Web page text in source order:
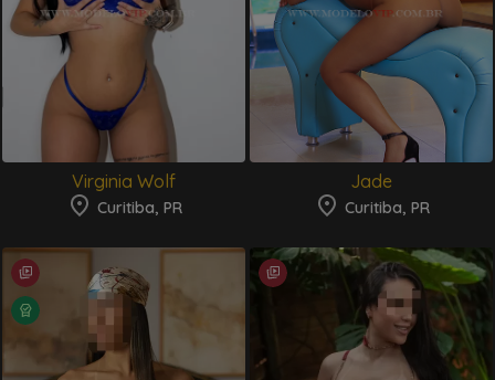
Virginia Wolf
Curitiba, PR
Jade
Curitiba, PR